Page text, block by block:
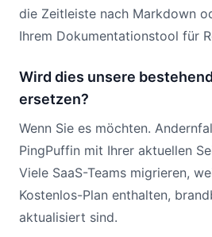
die Zeitleiste nach Markdown
Ihrem Dokumentationstool für
Wird dies unsere
ersetzen?
Wenn Sie es möchten.
PingPuffin mit Ihrer aktuellen
Viele SaaS-Teams migrieren,
Kostenlos-Plan enthalten,
aktualisiert sind.